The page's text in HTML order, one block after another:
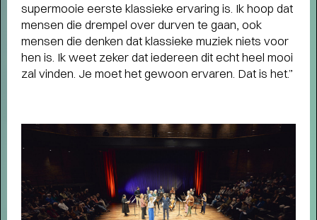
LOVE LIVE: 400+ NIEUWE
VOORSTELLINGEN EN
CONCERTEN
- Start kaartverkoop vanaf 26
mei (members) en 28 mei
supermooie eerste klassieke ervaring is. Ik hoop dat
mensen die drempel over durven te gaan, ook
mensen die denken dat klassieke muziek niets voor
hen is. Ik weet zeker dat iedereen dit echt heel mooi
zal vinden. Je moet het gewoon ervaren. Dat is het.”